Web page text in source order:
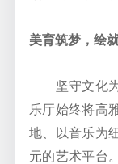
美育筑梦，绘
坚守文化为
乐厅始终将高
地、以音乐为
元的艺术平台